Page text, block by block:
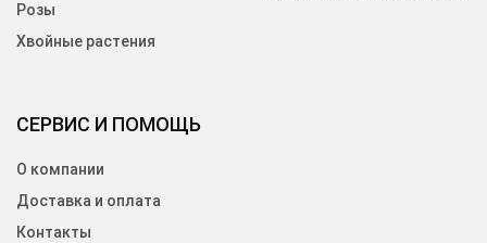
СЕРВИС И ПОМОЩЬ
О компании
Доставка и оплата
Контакты
Розы
Хвойные растения